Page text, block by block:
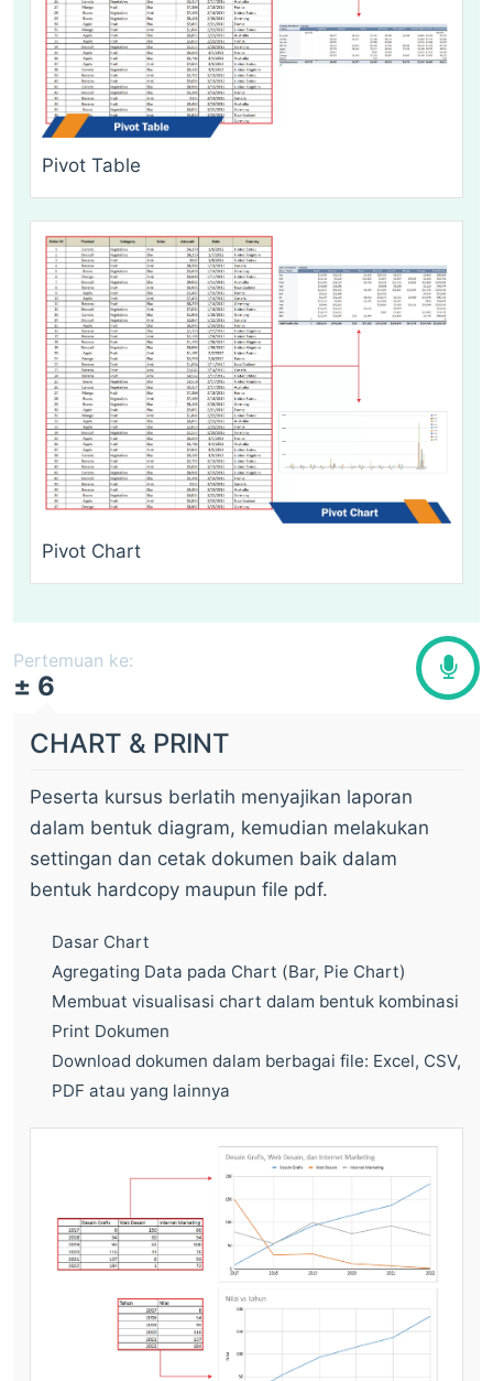
Pivot Table
Pivot Chart
Pertemuan ke:
± 6
CHART & PRINT
Peserta kursus berlatih menyajikan laporan
dalam bentuk diagram, kemudian melakukan
settingan dan cetak dokumen baik dalam
bentuk hardcopy maupun file pdf.
Dasar Chart
Agregating Data pada Chart (Bar, Pie Chart)
Membuat visualisasi chart dalam bentuk kombinasi
Print Dokumen
Download dokumen dalam berbagai file: Excel, CSV,
PDF atau yang lainnya